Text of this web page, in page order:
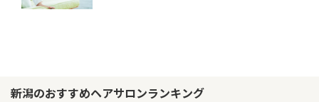
ネイルカタログ
新潟のおすすめヘアサロンランキング